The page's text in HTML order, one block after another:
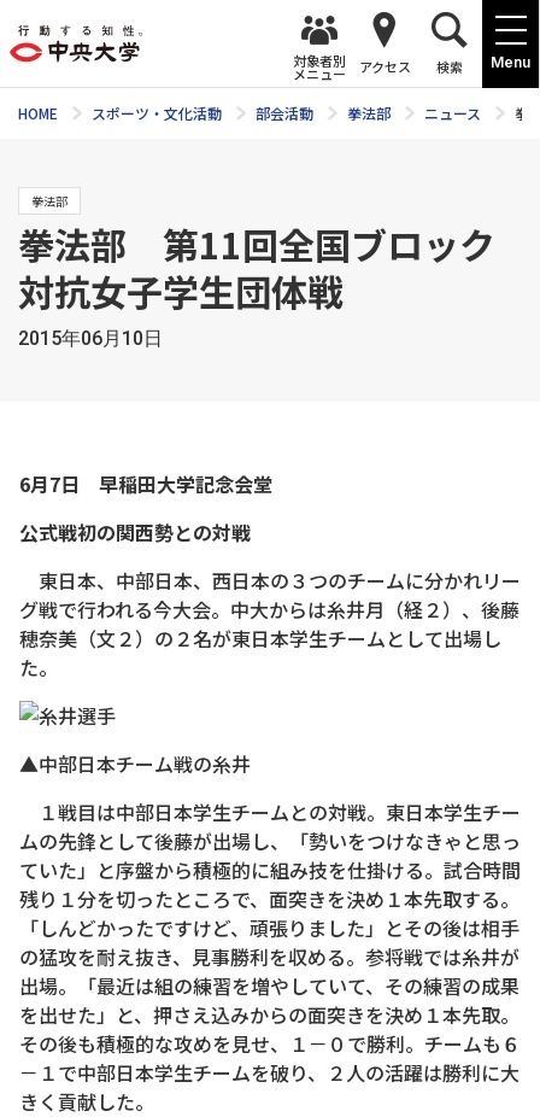
Menu
対象者別
メニュー アクセス 検索
HOME スポーツ・文化活動 部会活動 拳法部 ニュース 拳
拳法部
拳法部 第11回全国ブロック
対抗女子学生団体戦
2015年06月10日
6月7日 早稲田大学記念会堂
公式戦初の関西勢との対戦
東日本、中部日本、西日本の３つのチームに分かれリー
グ戦で行われる今大会。中大からは糸井月（経２）、後藤
穂奈美（文２）の２名が東日本学生チームとして出場し
た。
▲中部日本チーム戦の糸井
１戦目は中部日本学生チームとの対戦。東日本学生チー
ムの先鋒として後藤が出場し、「勢いをつけなきゃと思っ
ていた」と序盤から積極的に組み技を仕掛ける。試合時間
残り１分を切ったところで、面突きを決め１本先取する。
「しんどかったですけど、頑張りました」とその後は相手
の猛攻を耐え抜き、見事勝利を収める。参将戦では糸井が
出場。「最近は組の練習を増やしていて、その練習の成果
を出せた」と、押さえ込みからの面突きを決め１本先取。
その後も積極的な攻めを見せ、１－０で勝利。チームも６
－１で中部日本学生チームを破り、２人の活躍は勝利に大
きく貢献した。